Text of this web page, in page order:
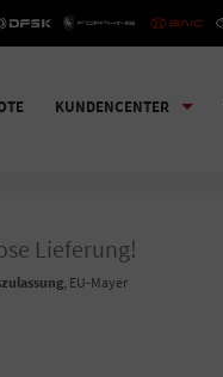
KUNDENCENTER
Lieferung!
, EU-Mayer